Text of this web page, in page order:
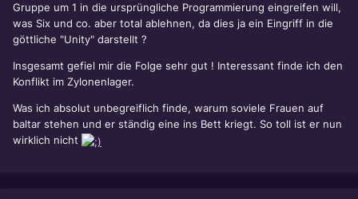
Gruppe um 1 in die ursprüngliche Programmierung eingreifen will,
was Six und co. aber total ablehnen, da dies ja ein Eingriff in die
göttliche "Unity" darstellt ?
Insgesamt gefiel mir die Folge sehr gut ! Interessant finde ich den
Konflikt im Zylonenlager.
Was ich absolut unbegreiflich finde, warum soviele Frauen auf
baltar stehen und er ständig eine ins Bett kriegt. So toll ist er nun
wirklich nicht